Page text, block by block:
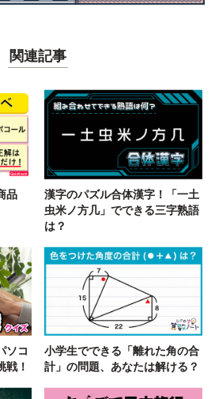
関連記事
品
漢字のパズル合体漢字！「一土
虫米ノ方几」でできる三字熟語
は？
ソコ
戦！
小学生でできる「離れた角の合
計」の問題、あなたは解ける？